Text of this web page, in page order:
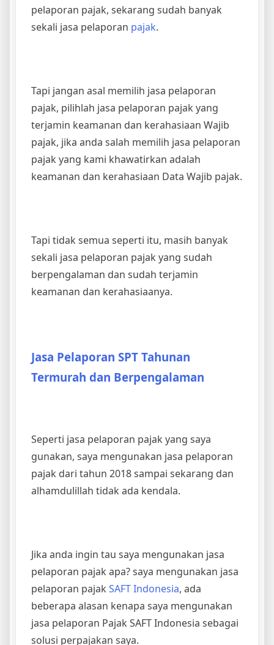
pelaporan pajak, sekarang sudah banyak
sekali jasa pelaporan pajak.
Tapi jangan asal memilih jasa pelaporan
pajak, pilihlah jasa pelaporan pajak yang
terjamin keamanan dan kerahasiaan Wajib
pajak, jika anda salah memilih jasa pelaporan
pajak yang kami khawatirkan adalah
keamanan dan kerahasiaan Data Wajib pajak.
Tapi tidak semua seperti itu, masih banyak
sekali jasa pelaporan pajak yang sudah
berpengalaman dan sudah terjamin
keamanan dan kerahasiaanya.
Jasa Pelaporan SPT Tahunan
Termurah dan Berpengalaman
Seperti jasa pelaporan pajak yang saya
gunakan, saya mengunakan jasa pelaporan
pajak dari tahun 2018 sampai sekarang dan
alhamdulillah tidak ada kendala.
Jika anda ingin tau saya mengunakan jasa
pelaporan pajak apa? saya mengunakan jasa
pelaporan pajak SAFT Indonesia, ada
beberapa alasan kenapa saya mengunakan
jasa pelaporan Pajak SAFT Indonesia sebagai
solusi perpajakan saya.